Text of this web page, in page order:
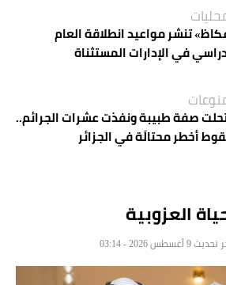
تنشر مواعيد انطلاقة العام
في الإدارات المستثناة
صفة طبيبة ونفذت عشرات الجرائم..
أخطر محتالَة في الجزائر
العزوبية